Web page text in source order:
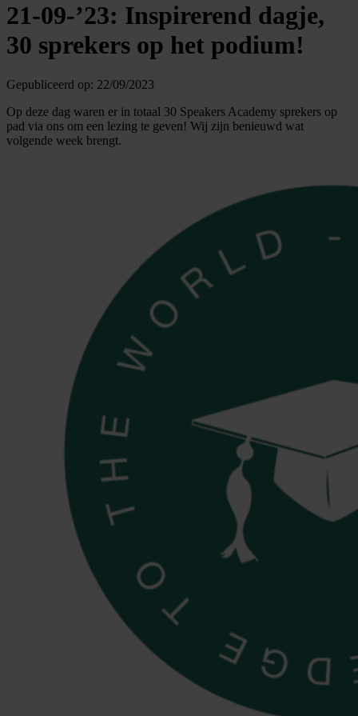
21-09-’23: Inspirerend dagje,
30 sprekers op het podium!
Gepubliceerd op: 22/09/2023
Op deze dag waren er in totaal 30 Speakers Academy sprekers op
pad via ons om een lezing te geven! Wij zijn benieuwd wat
volgende week brengt.